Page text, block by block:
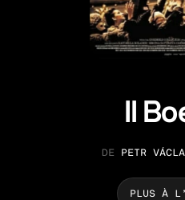
Il
RÉALISATION
PETR
PLUS À